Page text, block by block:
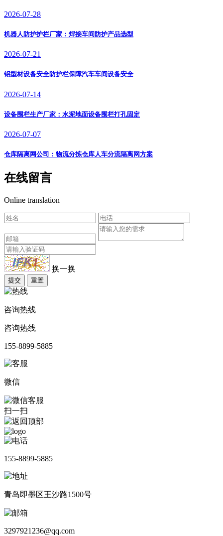
2026-07-28
机器人防护护栏厂家：焊接车间防护产品选型
2026-07-21
铝型材设备安全防护栏保障汽车车间设备安全
2026-07-14
设备围栏生产厂家：水泥地面设备围栏打孔固定
2026-07-07
仓库隔离网公司：物流分拣仓库人车分流隔离网方案
在线留言
Online translation
换一换
提交 重置
咨询热线
咨询热线
155-8899-5885
微信
扫一扫
155-8899-5885
青岛即墨区王沙路1500号
3297921236@qq.com